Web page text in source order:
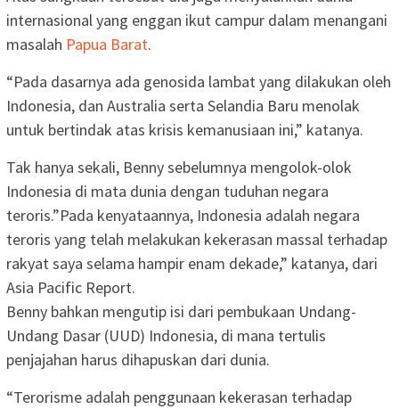
internasional yang enggan ikut campur dalam menangani
masalah Papua Barat.
“Pada dasarnya ada genosida lambat yang dilakukan oleh
Indonesia, dan Australia serta Selandia Baru menolak
untuk bertindak atas krisis kemanusiaan ini,” katanya.
Tak hanya sekali, Benny sebelumnya mengolok-olok
Indonesia di mata dunia dengan tuduhan negara
teroris.”Pada kenyataannya, Indonesia adalah negara
teroris yang telah melakukan kekerasan massal terhadap
rakyat saya selama hampir enam dekade,” katanya, dari
Asia Pacific Report.
Benny bahkan mengutip isi dari pembukaan Undang-
Undang Dasar (UUD) Indonesia, di mana tertulis
penjajahan harus dihapuskan dari dunia.
“Terorisme adalah penggunaan kekerasan terhadap